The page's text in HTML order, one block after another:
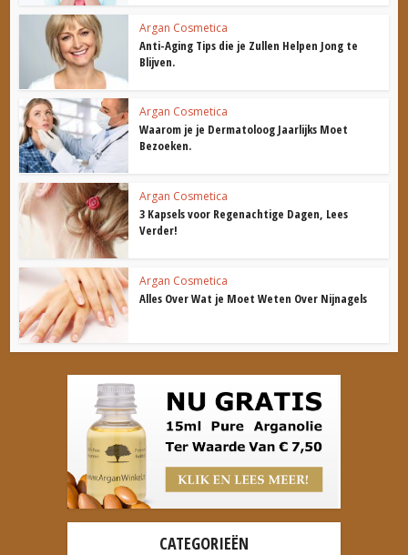
Argan Cosmetica
Anti-Aging Tips die je Zullen Helpen Jong te
Blijven.
Argan Cosmetica
Waarom je je Dermatoloog Jaarlijks Moet
Bezoeken.
Argan Cosmetica
3 Kapsels voor Regenachtige Dagen, Lees
Verder!
Argan Cosmetica
Alles Over Wat je Moet Weten Over Nijnagels
CATEGORIEËN